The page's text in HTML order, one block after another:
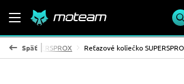
Späť
SUPERSPROX Reťazové koliečko